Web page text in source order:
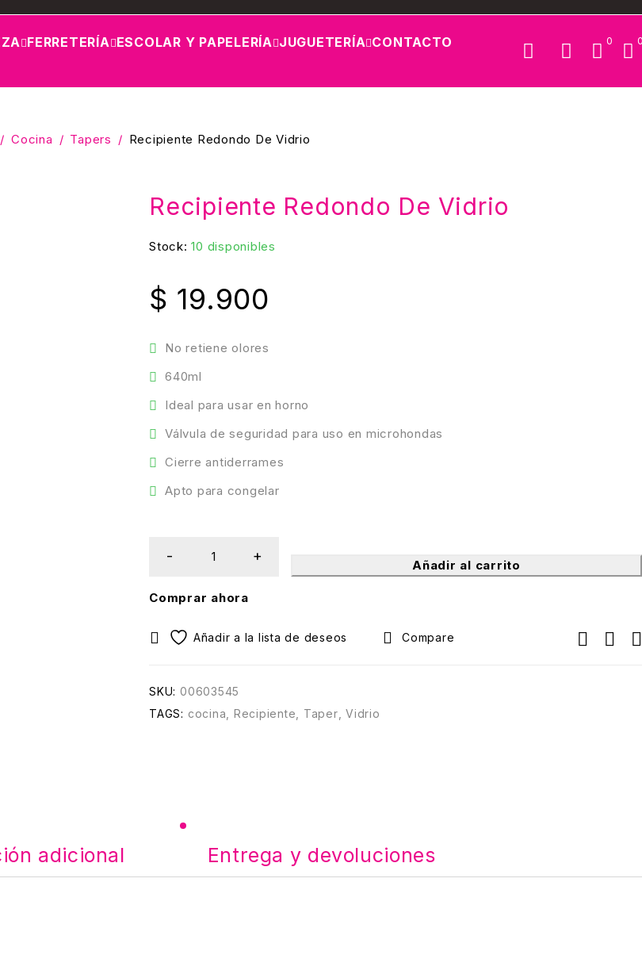
FERRETERÍA ESCOLAR Y PAPELERÍA JUGUETERÍA CONTACTO
0
/ Cocina / Tapers / Recipiente Redondo De Vidrio
Recipiente Redondo De Vidrio
Stock: 10 disponibles
No retiene olores
640ml
Ideal para usar en horno
Válvula de seguridad para uso en microhondas
Cierre antiderrames
Apto para congelar
$ 19.900
Añadir al carrito
Comprar ahora
Compare
SKU: 00603545
TAGS: cocina Recipiente Taper Vidrio
adicional Entrega y devoluciones